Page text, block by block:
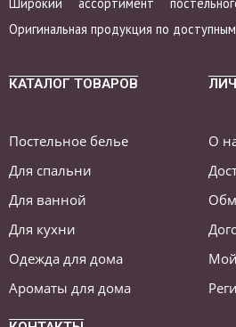
Оригинальная продукция по
КАТАЛОГ ТОВАРОВ
Постельное белье
Для спальни
Для ванной
Для кухни
Одежда для дома
Ароматы для дома
О